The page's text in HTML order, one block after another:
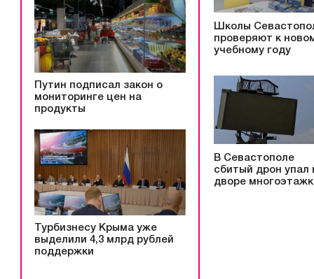
Путин подписал закон о
мониторинге цен на
продукты
Турбизнесу Крыма уже
выделили 4,3 млрд рублей
поддержки
Школы
проверяют к
учебному году
В Севастополе
сбитый дрон упал
дворе